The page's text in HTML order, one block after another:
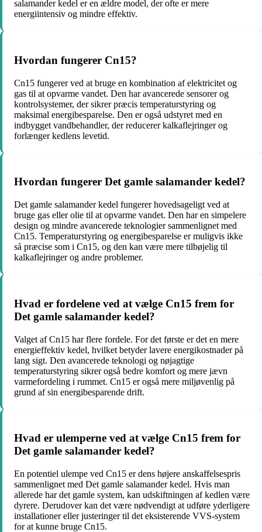
salamander kedel er en ældre model, der ofte er mere
energiintensiv og mindre effektiv.
Hvordan fungerer Cn15?
Cn15 fungerer ved at bruge en kombination af elektricitet og
gas til at opvarme vandet. Den har avancerede sensorer og
kontrolsystemer, der sikrer præcis temperaturstyring og
maksimal energibesparelse. Den er også udstyret med en
indbygget vandbehandler, der reducerer kalkaflejringer og
forlænger kedlens levetid.
Hvordan fungerer Det gamle salamander kedel?
Det gamle salamander kedel fungerer hovedsageligt ved at
bruge gas eller olie til at opvarme vandet. Den har en simpelere
design og mindre avancerede teknologier sammenlignet med
Cn15. Temperaturstyring og energibesparelse er muligvis ikke
så præcise som i Cn15, og den kan være mere tilbøjelig til
kalkaflejringer og andre problemer.
Hvad er fordelene ved at vælge Cn15 frem for
Det gamle salamander kedel?
Valget af Cn15 har flere fordele. For det første er det en mere
energieffektiv kedel, hvilket betyder lavere energikostnader på
lang sigt. Den avancerede teknologi og nøjagtige
temperaturstyring sikrer også bedre komfort og mere jævn
varmefordeling i rummet. Cn15 er også mere miljøvenlig på
grund af sin energibesparende drift.
Hvad er ulemperne ved at vælge Cn15 frem for
Det gamle salamander kedel?
En potentiel ulempe ved Cn15 er dens højere anskaffelsespris
sammenlignet med Det gamle salamander kedel. Hvis man
allerede har det gamle system, kan udskiftningen af kedlen være
dyrere. Derudover kan det være nødvendigt at udføre yderligere
installationer eller justeringer til det eksisterende VVS-system
for at kunne bruge Cn15.